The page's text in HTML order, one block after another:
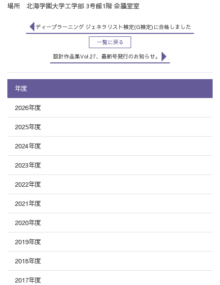
場所 北海学園大学工学部 3号館1階 会議室室
ディープラーニング ジェネラリスト検定(G検定)に合格しました
一覧に戻る
設計作品集Vol.27、最新号発行のお知らせ。
年度
2026年度
2025年度
2024年度
2023年度
2022年度
2021年度
2020年度
2019年度
2018年度
2017年度